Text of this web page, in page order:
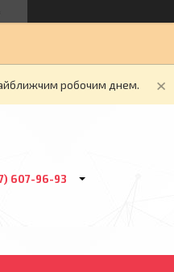
робочим днем.
607-96-93